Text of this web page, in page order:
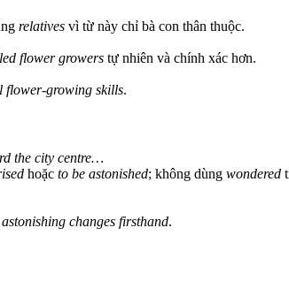
relatives vì từ này chỉ bà con thân thuộc.
flower growers tự nhiên và chính xác hơn.
flower-growing skills.
the city centre…
hoặc to be astonished; không dùng wondered
astonishing changes firsthand.